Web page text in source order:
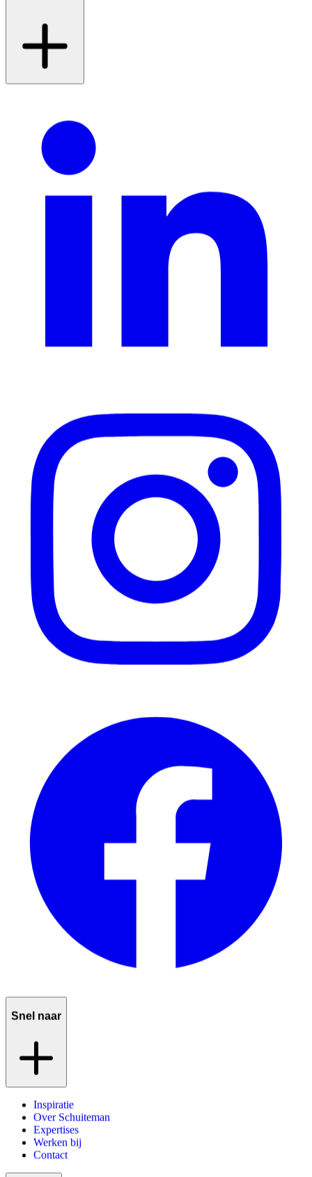
Snel naar
Inspiratie
Over Schuiteman
Expertises
Werken bij
Contact